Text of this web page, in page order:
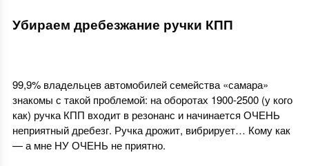
Убираем дребезжание ручки КПП
99,9% владельцев автомобилей семейства «самара»
знакомы с такой проблемой: на оборотах 1900-2500 (у кого
как) ручка КПП входит в резонанс и начинается ОЧЕНЬ
неприятный дребезг. Ручка дрожит, вибрирует… Кому как
— а мне НУ ОЧЕНЬ не приятно.